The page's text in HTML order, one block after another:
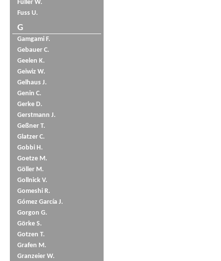
Füller W.
Fuss U.
G
Gamgami F.
Gebauer C.
Geelen K.
Geiwiz W.
Gelhaus J.
Genin C.
Gerke D.
Gerstmann J.
Geßner T.
Glatzer C.
Gobbi H.
Goetze M.
Göller M.
Gollnick V.
Gomeshi R.
Gómez García J.
Gorgon G.
Görke S.
Gotzen T.
Grafen M.
Granzeier W.